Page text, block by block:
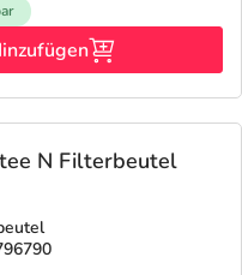
N Filterbeutel